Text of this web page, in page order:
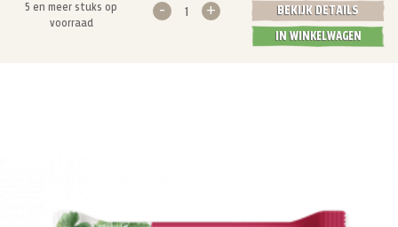
5 en meer stuks op
voorraad
BEKIJK DETAILS
- +
IN WINKELWAGEN